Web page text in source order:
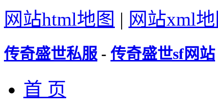
网站html地图 | 网站xml
传奇盛世私服 - 传奇盛世sf网站
首 页